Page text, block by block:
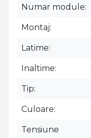
Numar module
Montaj
Latime
Inaltime
Tip
Culoare
Tensiune